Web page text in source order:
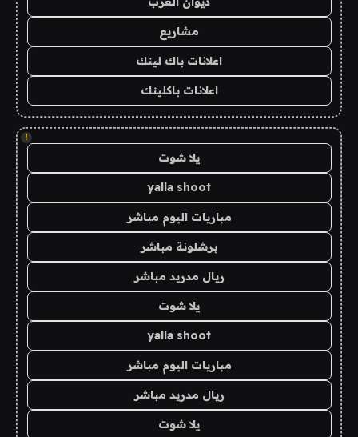
مشاريع
اعلانات باك لينك
اعلانات باكلينك
!
يلا شوت
yalla shoot
مباريات اليوم مباشر
برشلونة مباشر
ريال مدريد مباشر
يلا شوت
yalla shoot
مباريات اليوم مباشر
ريال مدريد مباشر
يلا شوت